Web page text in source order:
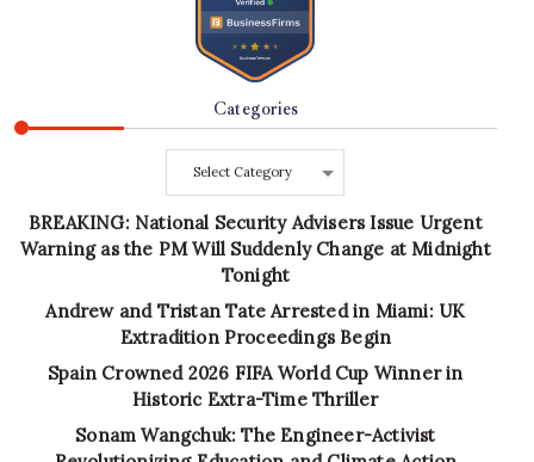
Categories
Categories
BREAKING: National Security Advisers Issue Urgent
Warning as the PM Will Suddenly Change at Midnight
Tonight
Andrew and Tristan Tate Arrested in Miami: UK
Extradition Proceedings Begin
Spain Crowned 2026 FIFA World Cup Winner in
Historic Extra-Time Thriller
Sonam Wangchuk: The Engineer-Activist